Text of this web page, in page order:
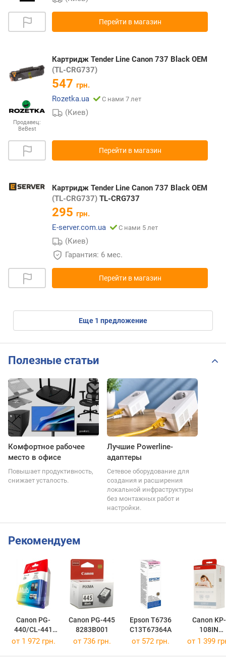
Перейти в магазин
Продавец:
BeBest
Картридж Tender Line Canon 737 Black OEM
(TL-CRG737)
547 грн.
Rozetka.ua
С нами 7 лет
(Киев)
Перейти в магазин
Картридж Tender Line Canon 737 Black OEM
(TL-CRG737) TL-CRG737
295 грн.
E-server.com.ua
С нами 5 лет
(Киев)
Гарантия: 6 мес.
Перейти в магазин
eще 1 предложение
Полезные статьи
Комфортное рабочее
место в офисе
Повышает продуктивность,
снижает усталость.
Лучшие Powerline-
адаптеры
Сетевое оборудование для
создания и расширения
локальной инфраструктуры
без монтажных работ и
настройки.
Рекомендуем
Canon PG-
440/CL-441
MULTI
Canon PG-445
8283B001
Epson T6736
C13T67364A
Canon KP-
108IN
3115B001
от 1 972 грн. от 736 грн. от 572 грн. от 1 399